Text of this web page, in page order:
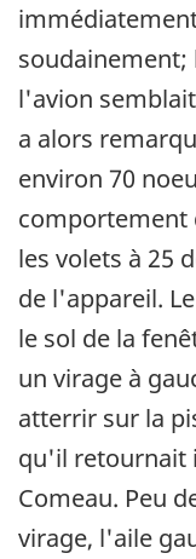
soudainement;
l'avion
a alors
environ 70
comportement
les volets à 25
de l'appareil.
le sol de la
un virage à
atterrir sur la
qu'il retournait
Comeau. Peu
virage, l'aile